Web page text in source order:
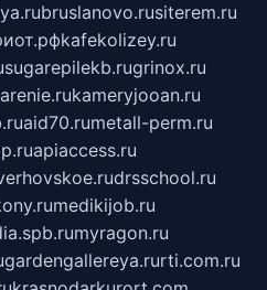
bruslanovo.rusiterem.ru
kafekolizey.ru
sugarepilekb.rugrinox.ru
kameryjooan.ru
aid70.rumetall-perm.ru
apiaccess.ru
drsschool.ru
medikijob.ru
myragon.ru
gardengallereya.rurti.com.ru